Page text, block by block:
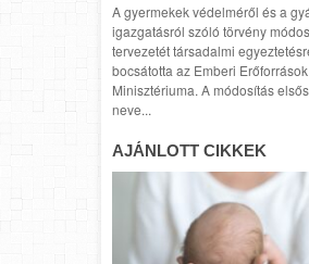
A gyermekek védelméről és a
igazgatásról szóló törvény
tervezetét társadalmi
bocsátotta az Emberi Erőforrások
Minisztériuma. A módosítás
neve...
AJÁNLOTT CIKKEK